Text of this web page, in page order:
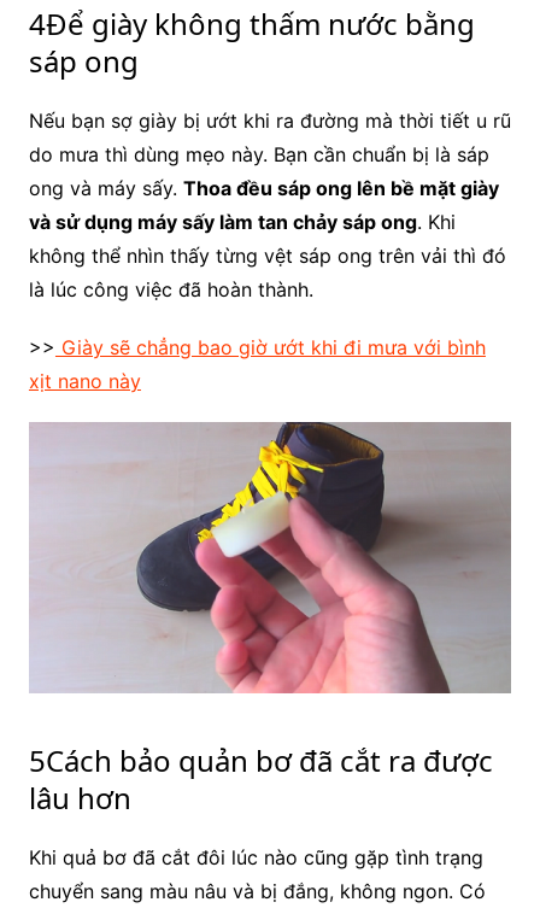
4Để giày không thấm nước bằng
sáp ong
Nếu bạn sợ giày bị ướt khi ra đường mà thời tiết u rũ
do mưa thì dùng mẹo này. Bạn cần chuẩn bị là sáp
ong và máy sấy. Thoa đều sáp ong lên bề mặt giày
và sử dụng máy sấy làm tan chảy sáp ong. Khi
không thể nhìn thấy từng vệt sáp ong trên vải thì đó
là lúc công việc đã hoàn thành.
>> Giày sẽ chẳng bao giờ ướt khi đi mưa với bình
xịt nano này
5Cách bảo quản bơ đã cắt ra được
lâu hơn
Khi quả bơ đã cắt đôi lúc nào cũng gặp tình trạng
chuyển sang màu nâu và bị đắng, không ngon. Có